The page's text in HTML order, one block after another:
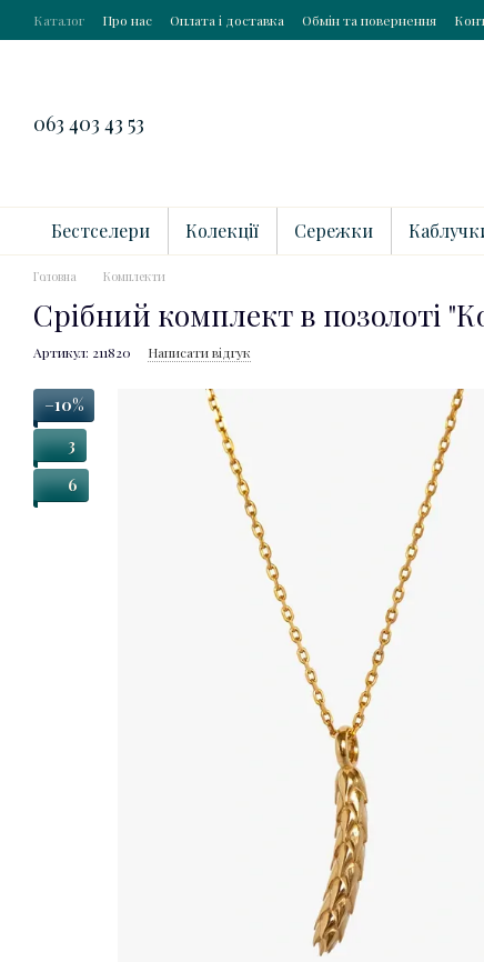
Перейти до основного контенту
Каталог Про нас Оплата і доставка Обмін та повернення
063 403 43 53
Бестселери Колекції Сережки
Головна Комплекти
Срібний комплект в позолоті
Артикул: 211820 Написати відгук
−10%
3
6